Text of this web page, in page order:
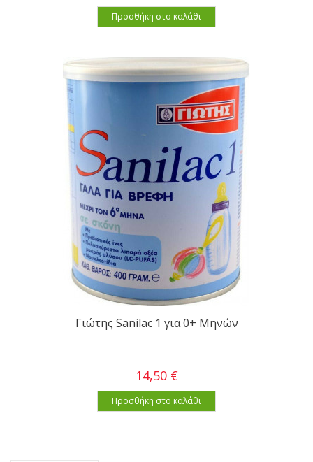
Προσθήκη στο καλάθι
Γιώτης Sanilac 1 για 0+ Μηνών
14,50 €
Προσθήκη στο καλάθι